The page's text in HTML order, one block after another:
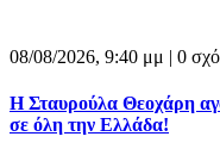
08/08/2026, 9:40 μμ | 0
Η Σταυρούλα Θεοχάρη
σε όλη την Ελλάδα!